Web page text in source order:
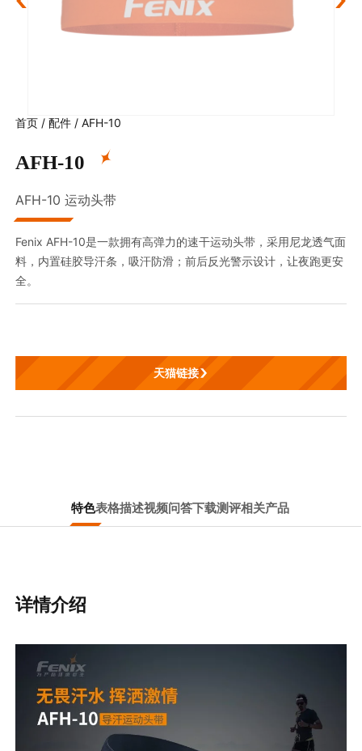
首页 /配件 /AFH-10
AFH-10
AFH-10 运动头带
Fenix AFH-10是一款拥有高弹力的速干运动头带，采用尼龙透气面
料，内置硅胶导汗条，吸汗防滑；前后反光警示设计，让夜跑更安
全。
天猫链接
特色表格描述视频问答下载测评相关产品
详情介绍